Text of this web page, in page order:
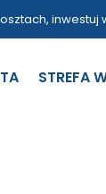
STREFA